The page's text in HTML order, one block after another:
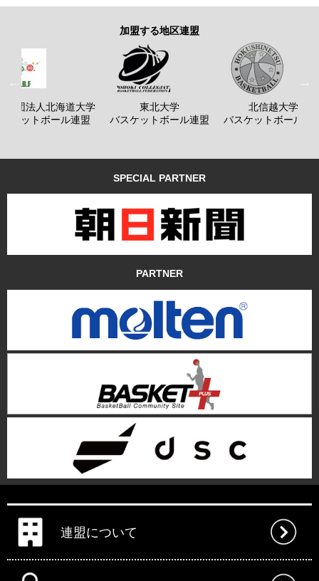
加盟する地区連盟
社団法人北海道大学
ケットボール連盟
東北大学
バスケットボール連盟
北信越大学
バスケットボール連
SPECIAL PARTNER
PARTNER
連盟について